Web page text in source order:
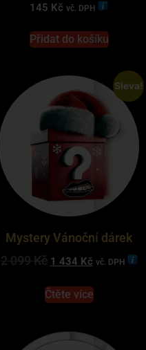
145 Kč vč. DPH
Přidat do košíku
Sleva!
Mystery Vánoční dárek
2 099Kč 1 434 Kč vč. DPH
Čtěte více